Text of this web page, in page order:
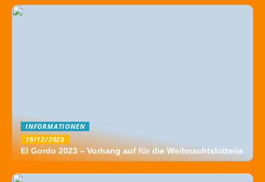
INFORMATIONEN
19/12/2023
El Gordo 2023 – Vorhang auf für die Weihnachtslotterie